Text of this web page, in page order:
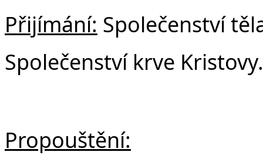
Přijímání: Společenství
Společenství krve Kristovy.
Propouštění: